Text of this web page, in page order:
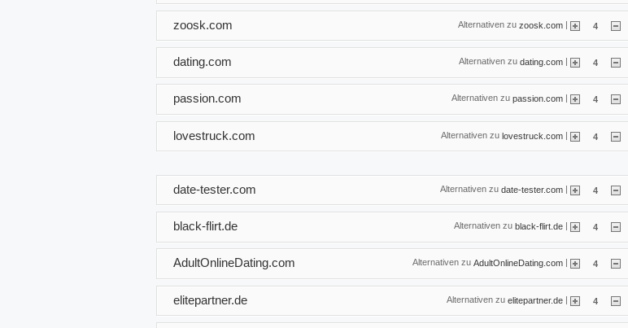
Alternativen zu zoosk.com | 4
zoosk.com
Alternativen zu dating.com 4
dating.com
Alternativen zu passion.com 4
passion.com
Alternativen zu lovestruck.com | 4
lovestruck.com
Alternativen zu date-tester.com | 4
date-tester.com
Alternativen zu black-flirt.de | 4
black-flirt.de
Alternativen zu AdultOnlineDating.com 4
AdultOnlineDating.com
Alternativen zu elitepartner.de | 4
elitepartner.de